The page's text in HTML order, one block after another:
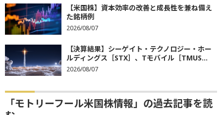
【米国株】資本効率の改善と成長性を兼ね備え
た銘柄例
2026/08/07
【決算結果】シーゲイト・テクノロジー・ホー
ルディングス［STX］、Tモバイル［TMUS...
2026/08/07
「モトリーフール米国株情報」の過去記事を読